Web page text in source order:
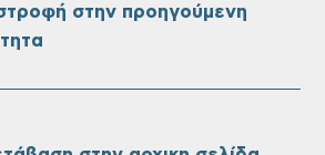
προσωπικού με σχέση
στην προηγούμενη